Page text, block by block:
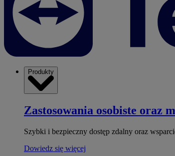
Produkty
Zastosowania osobiste oraz
Szybki i bezpieczny dostęp zdalny oraz
Dowiedz się więcej